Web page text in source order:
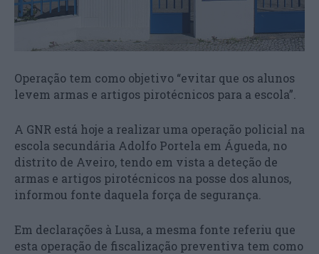
Operação tem como objetivo “evitar que os alunos
levem armas e artigos pirotécnicos para a escola”.
A GNR está hoje a realizar uma operação policial na
escola secundária Adolfo Portela em Águeda, no
distrito de Aveiro, tendo em vista a deteção de
armas e artigos pirotécnicos na posse dos alunos,
informou fonte daquela força de segurança.
Em declarações à Lusa, a mesma fonte referiu que
esta operação de fiscalização preventiva tem como